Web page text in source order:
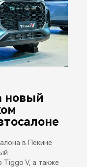
новый
в Пекине
Tiggo V, а также